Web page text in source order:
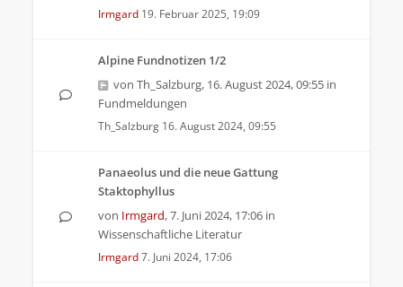
Irmgard 19. Februar 2025, 19:09
Alpine Fundnotizen 1/2
von Th_Salzburg, 16. August 2024, 09:55 in
Fundmeldungen
Th_Salzburg 16. August 2024, 09:55
Panaeolus und die neue Gattung
Staktophyllus
von Irmgard,7. Juni 2024, 17:06 in
Wissenschaftliche Literatur
Irmgard7. Juni 2024, 17:06